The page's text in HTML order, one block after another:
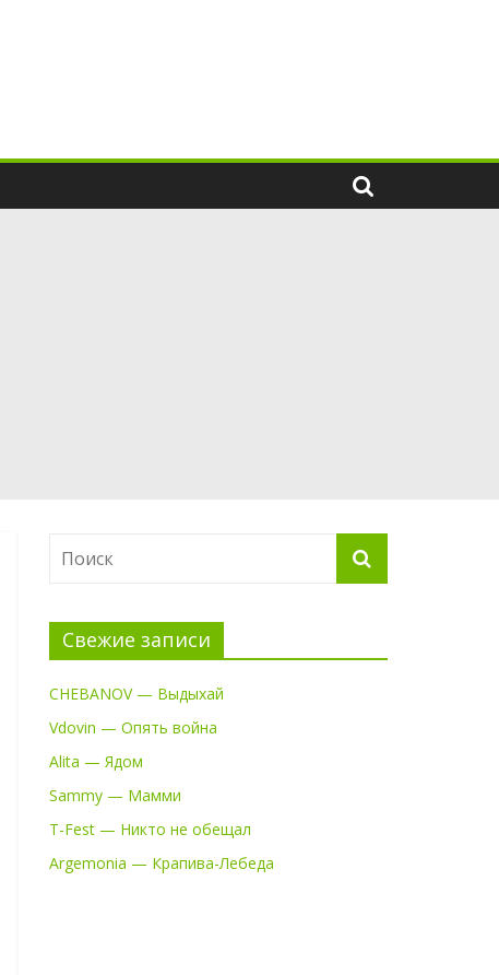
Свежие записи
CHEBANOV — Выдыхай
Vdovin — Опять война
Alita — Ядом
Sammy — Мамми
T-Fest — Никто не обещал
Argemonia — Крапива-Лебеда